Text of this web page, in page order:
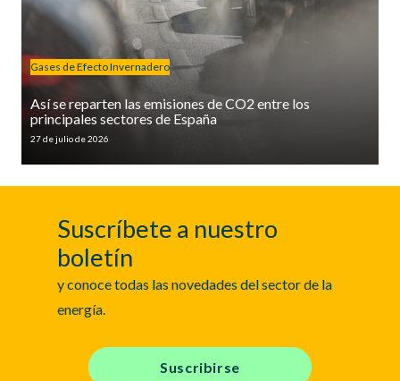
Gases de Efecto Invernadero
Así se reparten las emisiones de CO2 entre los
principales sectores de España
27 de julio de 2026
Suscríbete a nuestro
boletín
y conoce todas las novedades del sector de la
energía.
Suscribirse